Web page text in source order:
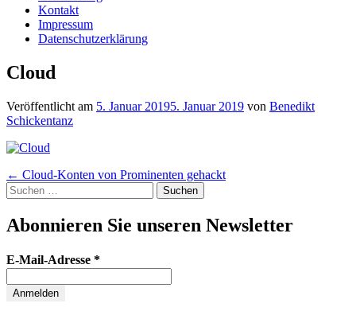
Kontakt
Impressum
Datenschutzerklärung
Cloud
Veröffentlicht am 5. Januar 20195. Januar 2019 von Benedikt
Schickentanz
Artikel-
Navigation
← Cloud-Konten von Prominenten gehackt
Suchen
nach:
Abonnieren Sie unseren Newsletter
E-Mail-Adresse *